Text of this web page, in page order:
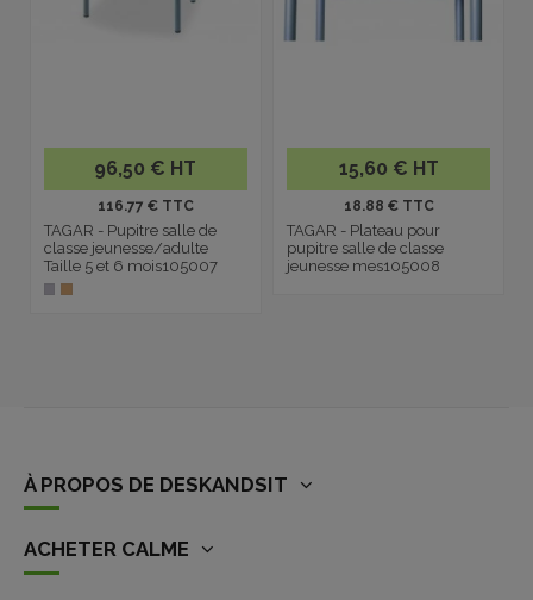
96,50 € HT
116.77 € TTC
TAGAR - Pupitre salle de
classe jeunesse/adulte
Taille 5 et 6 mois105007
15,60 € HT
18.88 € TTC
TAGAR - Plateau pour
pupitre salle de classe
jeunesse mes105008
À PROPOS DE DESKANDSIT
ACHETER CALME